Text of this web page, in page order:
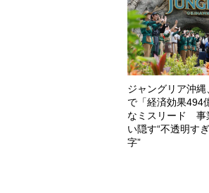
ジャングリア沖
で「経済効果494
なミスリード 事
い隠す“不透明す
字”